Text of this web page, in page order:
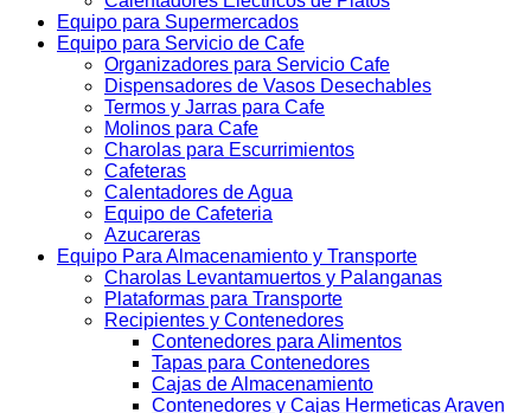
Equipo para Supermercados
Equipo para Servicio de Cafe
Organizadores para Servicio Cafe
Dispensadores de Vasos Desechables
Termos y Jarras para Cafe
Molinos para Cafe
Charolas para Escurrimientos
Cafeteras
Calentadores de Agua
Equipo de Cafeteria
Azucareras
Equipo Para Almacenamiento y Transporte
Charolas Levantamuertos y Palanganas
Plataformas para Transporte
Recipientes y Contenedores
Contenedores para Alimentos
Tapas para Contenedores
Cajas de Almacenamiento
Contenedores y Cajas Hermeticas Araven